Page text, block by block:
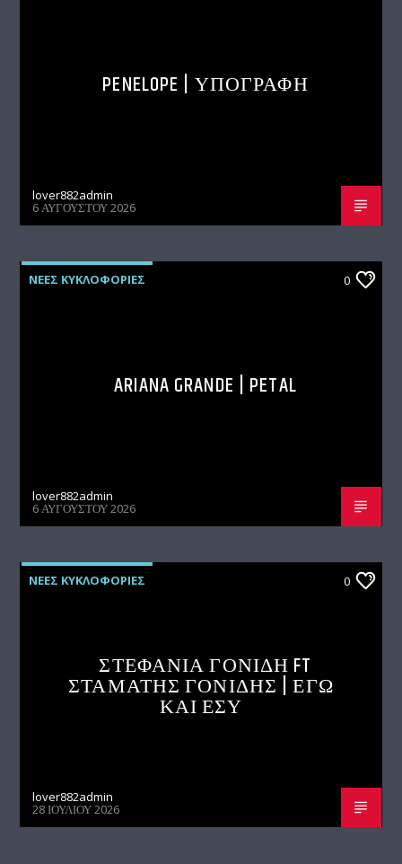
PENELOPE | ΥΠΟΓΡΑΦΗ
lover882admin
6 ΑΥΓΟΎΣΤΟΥ 2026
ΝΕΕΣ ΚΥΚΛΟΦΟΡΙΕΣ 0
ARIANA GRANDE | PETAL
lover882admin
6 ΑΥΓΟΎΣΤΟΥ 2026
ΝΕΕΣ ΚΥΚΛΟΦΟΡΙΕΣ 0
ΣΤΕΦΑΝΙΑ ΓΟΝΙΔΗ FT
ΣΤΑΜΑΤΗΣ ΓΟΝΙΔΗΣ | ΕΓΩ
ΚΑΙ ΕΣΥ
lover882admin
28 ΙΟΥΛΊΟΥ 2026